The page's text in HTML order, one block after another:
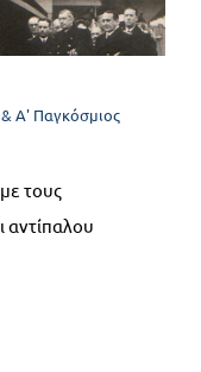
–
& Α' Παγκόσμιος
& Α' Παγκόσμιος
τους
αντίπαλου